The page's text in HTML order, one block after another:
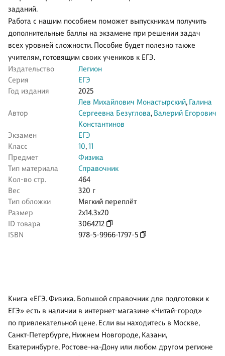
заданий.
Работа с нашим пособием поможет выпускникам получить
дополнительные баллы на экзамене при решении задач
всех уровней сложности. Пособие будет полезно также
учителям, готовящим своих учеников к ЕГЭ.
Издательство
Легион
Серия
ЕГЭ
Год издания
2025
Автор
Лев Михайлович Монастырский, Галина
Сергеевна Безуглова, Валерий Егорович
Константинов
Экзамен
ЕГЭ
Класс
10,11
Предмет
Физика
Тип материала
Справочник
Кол-во стр.
464
Вес
320 г
Тип обложки
Мягкий переплёт
Размер
2x14.3x20
ID товара
3064212
ISBN
978-5-9966-1797-5
Книга «ЕГЭ. Физика. Большой справочник для подготовки к
ЕГЭ» есть в наличии в интернет-магазине «Читай-город»
по привлекательной цене. Если вы находитесь в Москве,
Санкт-Петербурге, Нижнем Новгороде, Казани,
Екатеринбурге, Ростове-на-Дону или любом другом регионе